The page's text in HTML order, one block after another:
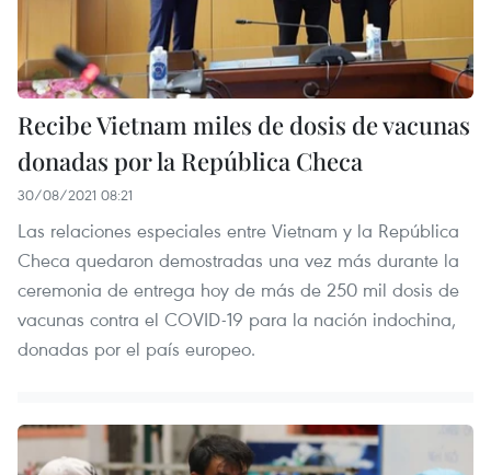
Recibe Vietnam miles de dosis de vacunas
donadas por la República Checa
30/08/2021 08:21
Las relaciones especiales entre Vietnam y la República
Checa quedaron demostradas una vez más durante la
ceremonia de entrega hoy de más de 250 mil dosis de
vacunas contra el COVID-19 para la nación indochina,
donadas por el país europeo.